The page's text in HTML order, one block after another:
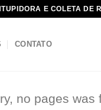
E COLETA DE
CONTATO
no pages was